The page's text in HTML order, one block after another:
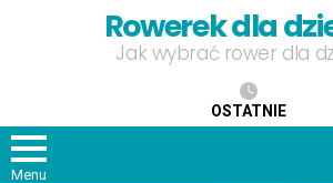
Rowerek dla
Jak wybrać rower dla
OSTATNIE
Menu